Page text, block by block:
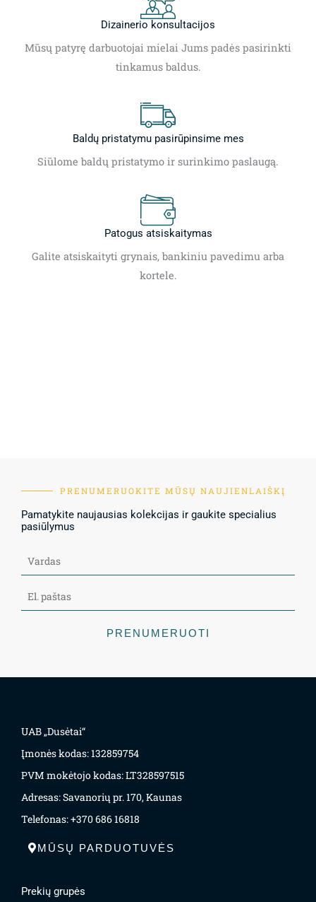
Dizainerio konsultacijos
Mūsų patyrę darbuotojai mielai Jums padės pasirinkti
tinkamus baldus.
Baldų pristatymu pasirūpinsime mes
Siūlome baldų pristatymo ir surinkimo paslaugą.
Patogus atsiskaitymas
Galite atsiskaityti grynais, bankiniu pavedimu arba
kortele.
PRENUMERUOKITE MŪSŲ NAUJIENLAIŠKĮ
Pamatykite naujausias kolekcijas ir gaukite specialius
pasiūlymus
PRENUMERUOTI
UAB „Dusėtai“
Įmonės kodas: 132859754
PVM mokėtojo kodas: LT328597515
Adresas: Savanorių pr. 170, Kaunas
Telefonas: +370 686 16818
MŪSŲ PARDUOTUVĖS
Prekių grupės